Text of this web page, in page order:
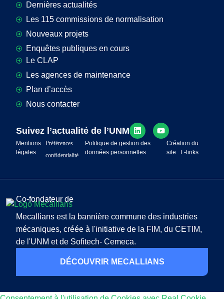
Dernières actualités
Les 115 commissions de normalisation
Nouveaux projets
Enquêtes publiques en cours
Le CLAP
Les agences de maintenance
Plan d’accès
Nous contacter
Suivez l’actualité de l’UNM
Mentions
légales
Préférences
confidentialité
Politique de gestion des
données personnelles
Création du
site : F-links
Co-fondateur de
Mecallians est la bannière commune des industries
mécaniques, créée à l'initiative de la FIM, du CETIM,
de l'UNM et de Sofitech- Cemeca.
DÉCOUVRIR MECALLIANS